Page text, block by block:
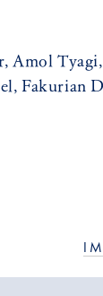
Amol
Fakurian